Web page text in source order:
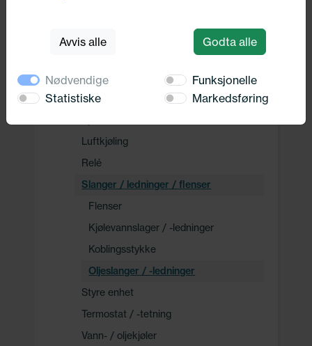
Bryter / sensor
Frostvæske
Luftkjøling
Relé
Slanger / ledninger / flenser
Flenser
Kjølevannslager / -ledninger
Koblingsstykke
Oljeslanger / -ledninger
Styre enhet
Termostat / -tetning
Vann- / oljekjøler
Avvis alle Godta alle
Nødvendige
Funksjonelle
Statistiske
Markedsføring